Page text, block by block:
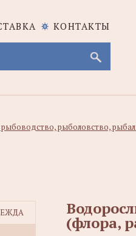
КОНТАКТЫ
рыбоводство, рыболовство,
(флора,